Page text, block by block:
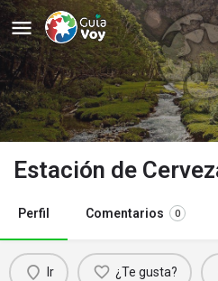
Estación de
Perfil Comentarios 0
Ir ¿Te gusta?